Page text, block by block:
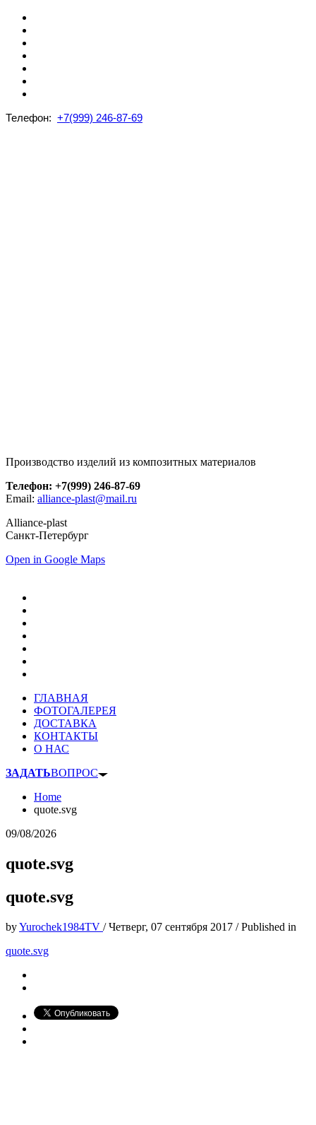
Телефон: +7(999) 246-87-69
Производство изделий из композитных материалов
Телефон: +7(999) 246-87-69
Email: alliance-plast@mail.ru
Alliance-plast
Санкт-Петербург
Open in Google Maps
ГЛАВНАЯ
ФОТОГАЛЕРЕЯ
ДОСТАВКА
КОНТАКТЫ
О НАС
ЗАДАТЬВОПРОС
Home
quote.svg
09/08/2026
quote.svg
quote.svg
byYurochek1984TV /Четверг, 07 сентября 2017 /Published in
quote.svg